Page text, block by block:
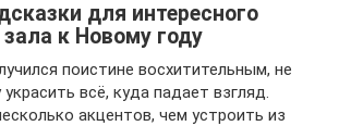
для интересного
к Новому году
поистине восхитительным, не
всё, куда падает взгляд.
акцентов, чем устроить из